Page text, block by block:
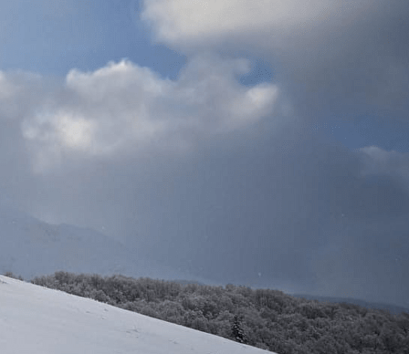
Exporter les lignes sélectionnées
Exporter toutes les colonnes
Exporter uniquement les colonnes affichées
Images de la page d'accueil
Ajoutez un logo, un bouton, des réseaux sociaux